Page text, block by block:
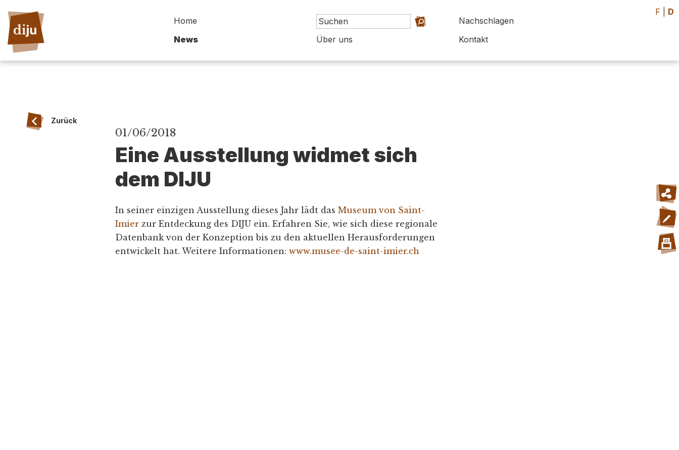
Home
Nachschlagen
News
Über uns Kontakt
F D
Zurück
01/06/2018
Eine Ausstellung widmet sich
dem DIJU
In seiner einzigen Ausstellung dieses Jahr lädt dasMuseum von Saint-
Imier zur Entdeckung des DIJU ein. Erfahren Sie, wie sich diese regionale
Datenbank von der Konzeption bis zu den aktuellen Herausforderungen
entwickelt hat. Weitere Informationen:www.musee-de-saint-imier.ch